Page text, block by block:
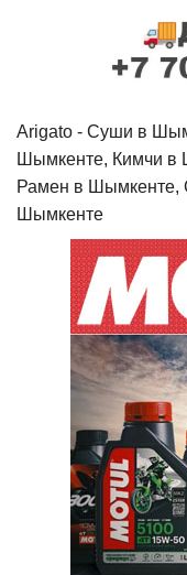
Arigato - Cуши в
Шымкенте, Кимчи в
Рамен в Шымкенте,
Шымкенте